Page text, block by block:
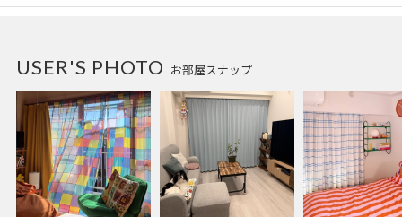
お部屋スナップ
USER'S PHOTO